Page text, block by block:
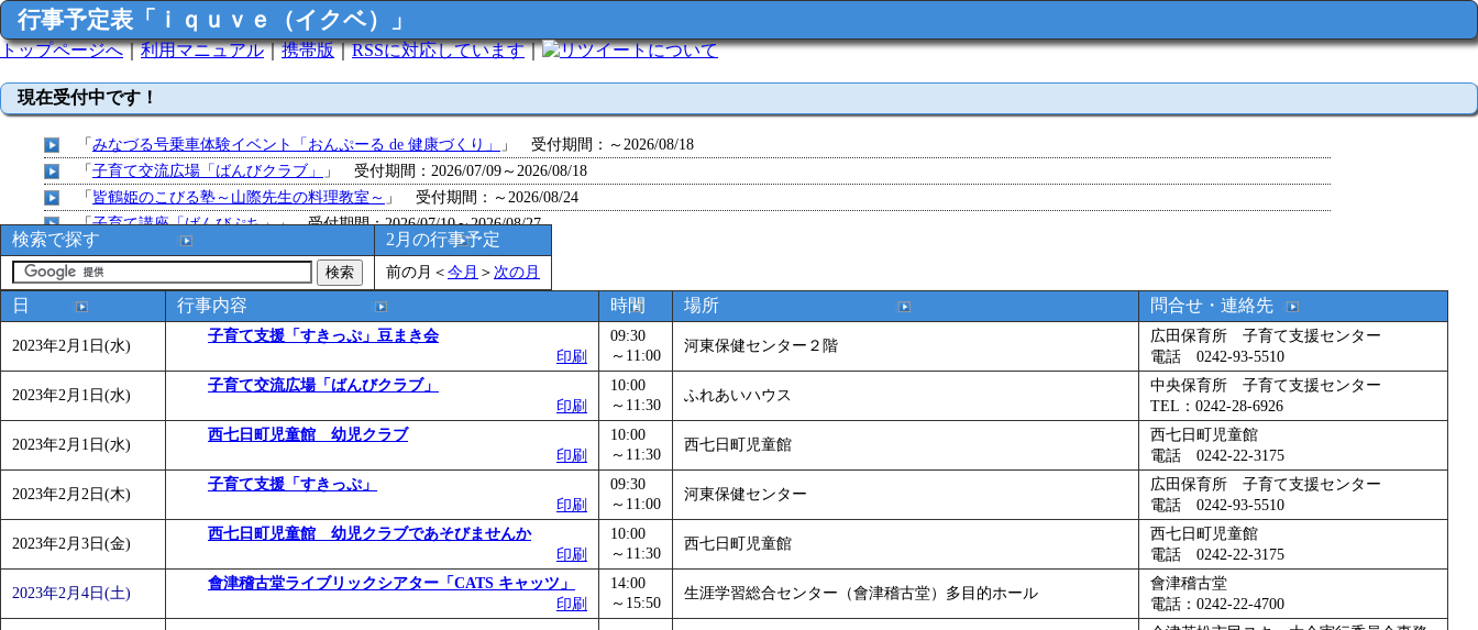
行事予定表「ｉｑｕｖｅ（イクベ）」
トップページへ｜利用マニュアル｜携帯版｜RSSに対応しています｜ について
現在受付中です！
「みなづる号乗車体験イベント「おんぷーる de 健康づくり」
」 受付期間：～2026/08/18
「子育て交流広場「ばんびクラブ」
」 受付期間：2026/07/09～2026/08/18
「皆鶴姫のこびる塾～山際先生の料理教室～ 」 受付期間：～2026/08/24
「子育て講座「ばんびぷち」」 受付期間：2026/07/10～2026/08/27
「 子育て交流広場「ばんびクラブ」
」 受付期間：2026/07/13～2026/08/28
「子育て交流広場「ばんびクラブ」
」 受付期間：2026/08/10～2026/09/01
「
赤ちゃん子育て講座「ばんびぷち」
」 受付期間：2026/08/10～2026/09/07
赤ちゃん子育て講座「ばんびぷち」
」 受付期間：2026/08/10～2026/09/11
「まだまだ暑い！コミプの夏！！第11回 水中レクリエーション 障害物競争でお土産をゲットせよ！ 」 受付期間：～2026/09/13
皆鶴姫のこびる塾～山際先生の料理教室～」 受付期間：～2026/09/14
「みなづる号乗車体験イベント「おんぷーる de 健康づくり」
」 受付期間：～2026/09/29
「堂島地区歴史ウオークの参加者を募集します」 受付期間：～2026/09/30
」 受付期間：～2026/11/05
「皆鶴姫のこびる塾～山際先生の料理教室～
」 受付期間：～2026/12/03
検索で探す 2月の行事予定
前の月 ＜今月 ＞ 次の月
日 行事内容 時間 場所 問合せ・連絡先
2023年2月1日(水)
子育て支援「すきっぷ」豆まき会
印刷
09:30
～11:00
河東保健センター２階
広田保育所 子育て支援センター
電話 0242-93-5510
2023年2月1日(水)
子育て交流広場「ばんびクラブ」
印刷
10:00
～11:30
ふれあいハウス
中央保育所 子育て支援センター
TEL：0242-28-6926
2023年2月1日(水)
西七日町児童館 幼児クラブ
印刷
10:00
～11:30
西七日町児童館
西七日町児童館
電話 0242-22-3175
2023年2月2日(木)
子育て支援「すきっぷ」
印刷
09:30
～11:00
河東保健センター
広田保育所 子育て支援センター
電話 0242-93-5510
2023年2月3日(金)
西七日町児童館 幼児クラブであそびませんか
印刷
10:00
～11:30
西七日町児童館
西七日町児童館
電話 0242-22-3175
2023年2月4日(土)
會津稽古堂ライブリックシアター「CATS キャッツ」
印刷
14:00
～15:50
生涯学習総合センター（會津稽古堂）多目的ホール
會津稽古堂
電話：0242-22-4700